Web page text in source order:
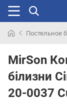
раньше
Постельное
MirSon
білизни
20-0037